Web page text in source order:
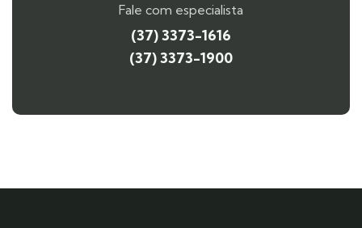
Fale com especialista
(37) 3373-1616
(37) 3373-1900